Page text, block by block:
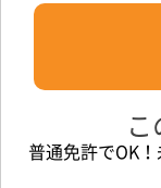
普通免許でOK